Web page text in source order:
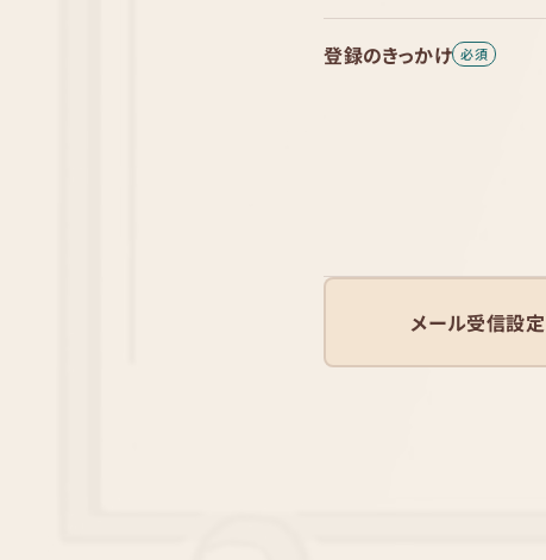
登録のきっかけ
メール受信設定